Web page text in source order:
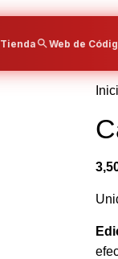
Tienda Web de